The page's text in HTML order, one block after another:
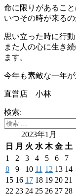
命に限りがあること
いつその時が来る
思い立った時に行
また人の心に生き
ます。
今年も素敵な一年
直営店 小林
検索:
2023年1月
日
月 火 水 木 金 土
1 2 3 4 5 6
7
8
9 10 11 12 13 14
15 16 17 18 19 20 21
22 23 24 25 26 27 28